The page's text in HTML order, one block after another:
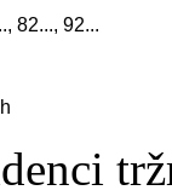
82..., 92...